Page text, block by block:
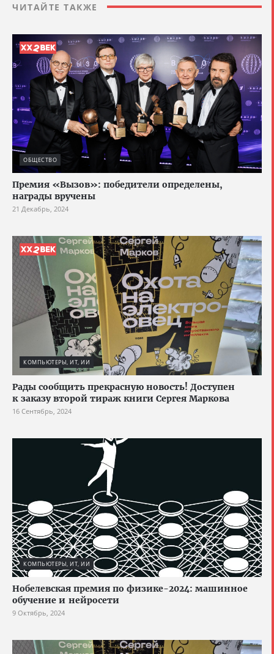
ЧИТАЙТЕ ТАКЖЕ
ОБЩЕСТВО
Премия «Вызов»: победители определены,
награды вручены
21 Декабрь, 2024
КОМПЬЮТЕРЫ, ИТ, ИИ
Рады сообщить прекрасную новость! Доступен
к заказу второй тираж книги Сергея Маркова
16 Сентябрь, 2024
КОМПЬЮТЕРЫ, ИТ, ИИ
Нобелевская премия по физике-2024: машинное
обучение и нейросети
9 Октябрь, 2024